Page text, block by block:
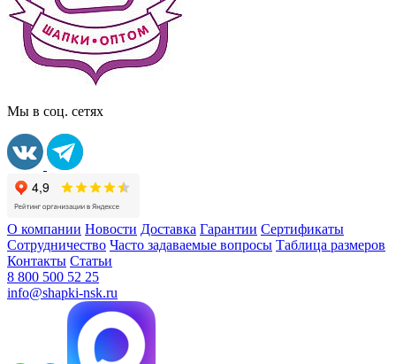
Мы в соц. сетях
О компании Новости Доставка Гарантии Сертификаты
Сотрудничество Часто задаваемые вопросы Таблица размеров
Контакты Статьи
8 800 500 52 25
info@shapki-nsk.ru